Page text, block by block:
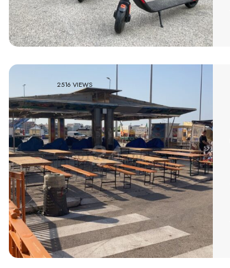
2516 VIEWS